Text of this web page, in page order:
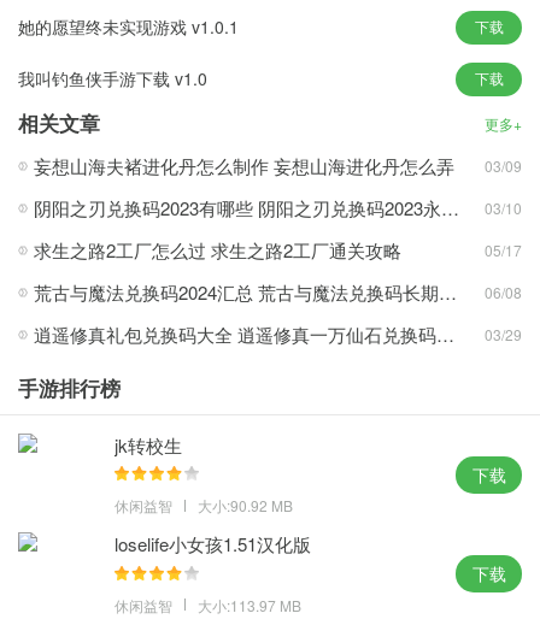
5、每个不同的宝箱都拥有不同的花纹和款式哦，选择并且强化;
培育宝箱下载亮点
1、多变的主题场景，更有宝宝召唤系统。
2、游戏动画Q萌风趣，个性化的人物设计。
4、玩家需要在游戏中不断的进行挑战，并且融入了丰富的内容和画
面细节。
5、游戏中玩家将要面对的是数量庞大的敌人和激烈的战斗。
培育宝箱最新版下载玩法
- 先进入游戏，加载完后，小退到手机界面。
- 进入游戏进行购买，不会出现不能购买的情况。
- 瞬间提升战力不是梦，还等什么赶快来战吧。
- 打开设置里的飞行模式，然后开启飞行模式。
- 退出游戏，打开飞行模式在进入，就购买成功了。
她的愿望终未实现游戏 v1.0.1 下载
我叫钓鱼侠手游下载 v1.0 下载
相关文章 更多+
妄想山海夫褚进化丹怎么制作 妄想山海进化丹怎么弄 03/09
阴阳之刃兑换码2023有哪些 阴阳之刃兑换码2023永久有效 03/10
求生之路2工厂怎么过 求生之路2工厂通关攻略 05/17
荒古与魔法兑换码2024汇总 荒古与魔法兑换码长期有效一览 06/08
逍遥修真礼包兑换码大全 逍遥修真一万仙石兑换码分享 03/29
手游排行榜
jk转校生
休闲益智 大小:90.92 MB
下载
loselife小女孩1.51汉化版
休闲益智 大小:113.97 MB
下载